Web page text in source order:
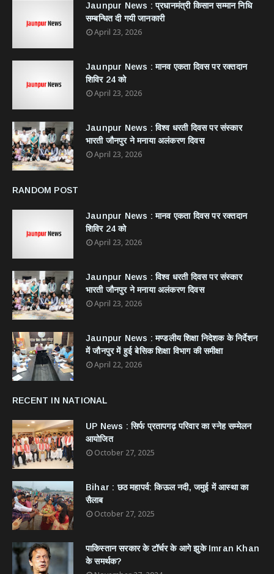
Jaunpur News : ​प्रधानमंत्री किसान सम्मान निधि
सम्बन्धित दी गयी जानकारी
April 23, 2026
Jaunpur News : ​मानव एकता दिवस पर रक्तदान
शिविर 24 को
April 23, 2026
Jaunpur News : विश्व धरती दिवस पर संस्कार
भारती जौनपुर ने मनाया अलंकरण दिवस
April 23, 2026
RANDOM POST
Jaunpur News : ​मानव एकता दिवस पर रक्तदान
शिविर 24 को
April 23, 2026
Jaunpur News : विश्व धरती दिवस पर संस्कार
भारती जौनपुर ने मनाया अलंकरण दिवस
April 23, 2026
Jaunpur News : ​मण्डलीय शिक्षा निदेशक के निर्देशन
में जौनपुर में हुई बेसिक शिक्षा विभाग की समीक्षा
April 22, 2026
RECENT IN NATIONAL
UP News : सिर्फ प्रतापगढ़ परिवार का स्नेह सम्मेलन
आयोजित
October 27, 2025
Bihar : छठ महापर्व: किऊल नदी, जमुई में आस्था का
सैलाब
October 27, 2025
​पाकिस्तान सरकार के टॉर्चर के आगे झुके Imran Khan
के समर्थक?